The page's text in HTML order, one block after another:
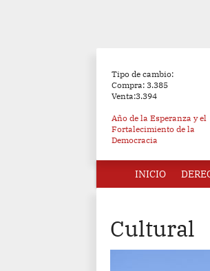
Tipo de cambio:
Compra: 3.385
Venta:3.394
Año de la Esperanza y el
Fortalecimiento de la
Democracia
INICIO
Cultural